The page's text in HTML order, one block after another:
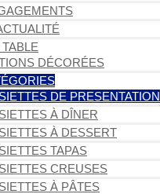
DÉCORÉES
DE PRESENTATION
À DÎNER
À DESSERT
TAPAS
CREUSES
À PÂTES